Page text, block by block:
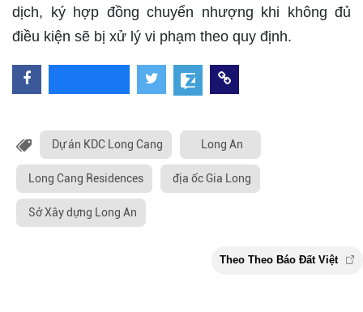
dịch, ký hợp đồng chuyển nhượng khi không đủ
điều kiện sẽ bị xử lý vi phạm theo quy định.
Dự án KDC Long Cang Long An
Long Cang Residences địa ốc Gia Long
Sở Xây dựng Long An